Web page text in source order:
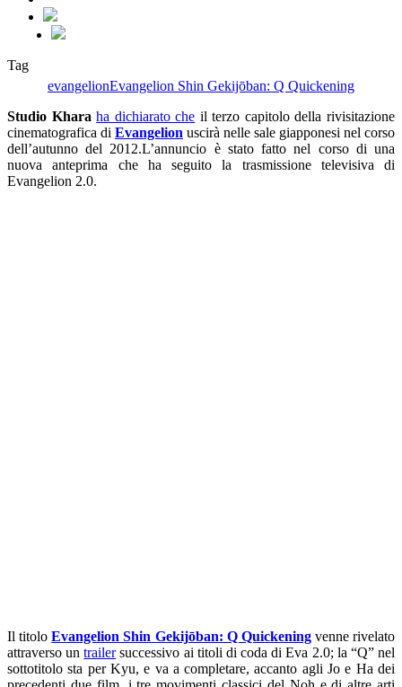
Tag
evangelionEvangelion Shin Gekijōban: Q Quickening
Studio Khara ha dichiarato che il terzo capitolo della rivisitazione
cinematografica di Evangelion uscirà nelle sale giapponesi nel corso
dell’autunno del 2012.L’annuncio è stato fatto nel corso di una
nuova anteprima che ha seguito la trasmissione televisiva di
Evangelion 2.0.
Il titoloEvangelion Shin Gekijōban: Q Quickeningvenne rivelato
attraverso untrailersuccessivo ai titoli di coda di Eva 2.0; la “Q” nel
sottotitolo sta per Kyu, e va a completare, accanto agli Jo e Ha dei